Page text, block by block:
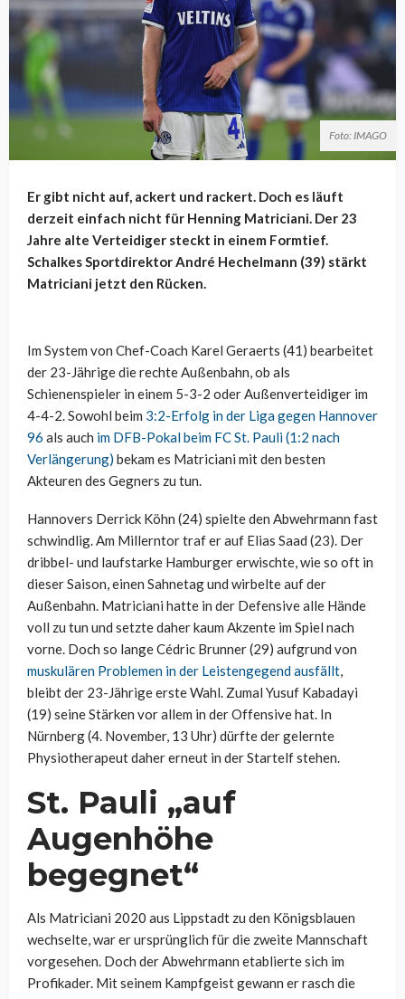
Foto: IMAGO
Er gibt nicht auf, ackert und rackert. Doch es läuft
derzeit einfach nicht für Henning Matriciani. Der 23
Jahre alte Verteidiger steckt in einem Formtief.
Schalkes Sportdirektor André Hechelmann (39) stärkt
Matriciani jetzt den Rücken.
Im System von Chef-Coach Karel Geraerts (41) bearbeitet
der 23-Jährige die rechte Außenbahn, ob als
Schienenspieler in einem 5-3-2 oder Außenverteidiger im
4-4-2. Sowohl beim 3:2-Erfolg in der Liga gegen Hannover
96 als auch im DFB-Pokal beim FC St. Pauli (1:2 nach
Verlängerung) bekam es Matriciani mit den besten
Akteuren des Gegners zu tun.
Hannovers Derrick Köhn (24) spielte den Abwehrmann fast
schwindlig. Am Millerntor traf er auf Elias Saad (23). Der
dribbel- und laufstarke Hamburger erwischte, wie so oft in
dieser Saison, einen Sahnetag und wirbelte auf der
Außenbahn. Matriciani hatte in der Defensive alle Hände
voll zu tun und setzte daher kaum Akzente im Spiel nach
vorne. Doch so lange Cédric Brunner (29) aufgrund von
muskulären Problemen in der Leistengegend ausfällt,
bleibt der 23-Jährige erste Wahl. Zumal Yusuf Kabadayi
(19) seine Stärken vor allem in der Offensive hat. In
Nürnberg (4. November, 13 Uhr) dürfte der gelernte
Physiotherapeut daher erneut in der Startelf stehen.
St. Pauli „auf
Augenhöhe
begegnet“
Als Matriciani 2020 aus Lippstadt zu den Königsblauen
wechselte, war er ursprünglich für die zweite Mannschaft
vorgesehen. Doch der Abwehrmann etablierte sich im
Profikader. Mit seinem Kampfgeist gewann er rasch die